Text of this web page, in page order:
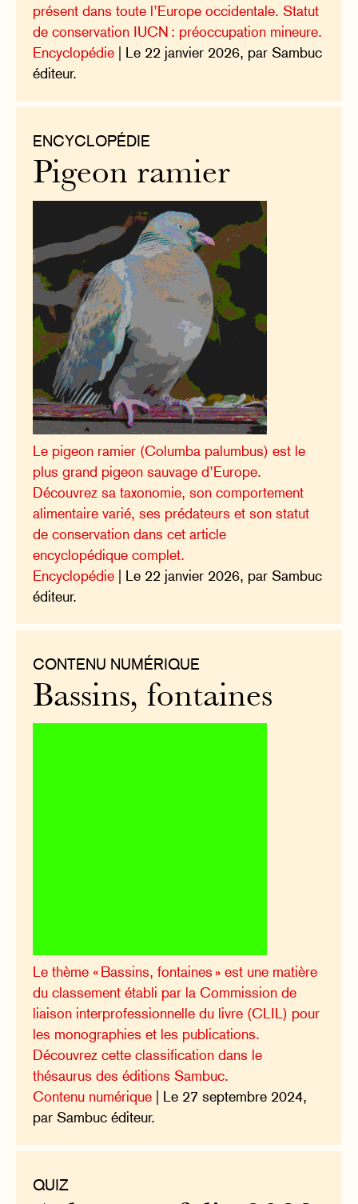
présent dans toute l’Europe occidentale. Statut
de conservation IUCN : préoccupation mineure.
Encyclopédie | Le 22 janvier 2026, par Sambuc
éditeur.
ENCYCLOPÉDIE
Pigeon ramier
Le pigeon ramier (Columba palumbus) est le
plus grand pigeon sauvage d’Europe.
Découvrez sa taxonomie, son comportement
alimentaire varié, ses prédateurs et son statut
de conservation dans cet article
encyclopédique complet.
Encyclopédie | Le 22 janvier 2026, par Sambuc
éditeur.
CONTENU NUMÉRIQUE
Bassins, fontaines
Le thème « Bassins, fontaines » est une matière
du classement établi par la Commission de
liaison interprofessionnelle du livre (CLIL) pour
les monographies et les publications.
Découvrez cette classification dans le
thésaurus des éditions Sambuc.
Contenu numérique | Le 27 septembre 2024,
par Sambuc éditeur.
QUIZ